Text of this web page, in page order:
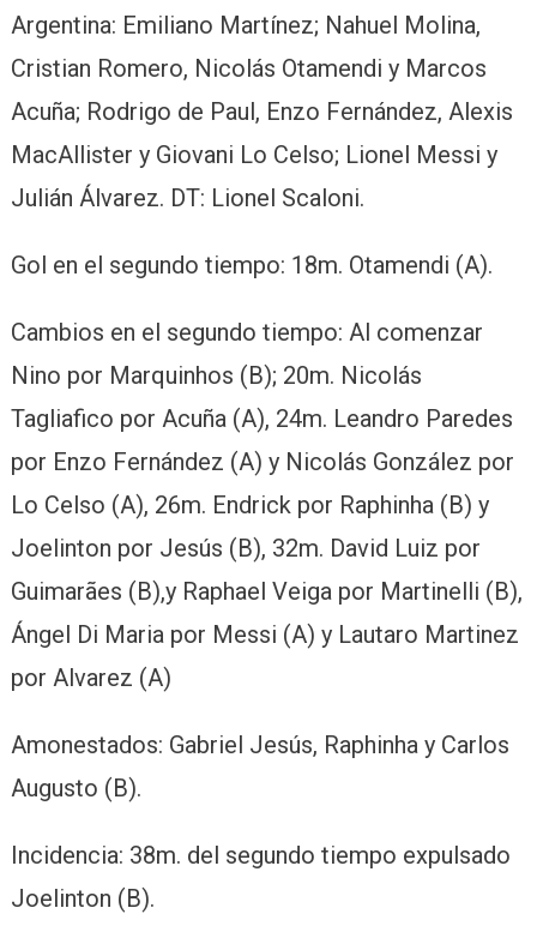
Argentina: Emiliano Martínez; Nahuel Molina,
Cristian Romero, Nicolás Otamendi y Marcos
Acuña; Rodrigo de Paul, Enzo Fernández, Alexis
MacAllister y Giovani Lo Celso; Lionel Messi y
Julián Álvarez. DT: Lionel Scaloni.
Gol en el segundo tiempo: 18m. Otamendi (A).
Cambios en el segundo tiempo: Al comenzar
Nino por Marquinhos (B); 20m. Nicolás
Tagliafico por Acuña (A), 24m. Leandro Paredes
por Enzo Fernández (A) y Nicolás González por
Lo Celso (A), 26m. Endrick por Raphinha (B) y
Joelinton por Jesús (B), 32m. David Luiz por
Guimarães (B),y Raphael Veiga por Martinelli (B),
Ángel Di Maria por Messi (A) y Lautaro Martinez
por Alvarez (A)
Amonestados: Gabriel Jesús, Raphinha y Carlos
Augusto (B).
Incidencia: 38m. del segundo tiempo expulsado
Joelinton (B).